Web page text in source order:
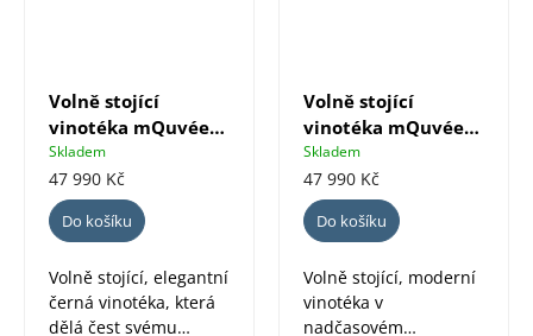
Volně stojící
vinotéka mQuvée
WineExpert 180 Full
Glass černá
Skladem
47 990 Kč
Do košíku
Volně stojící, elegantní
černá vinotéka, která
dělá čest svému
Volně stojící
vinotéka mQuvée
WineExpert 180
nerez
Skladem
47 990 Kč
Do košíku
Volně stojící, moderní
vinotéka v
nadčasovém